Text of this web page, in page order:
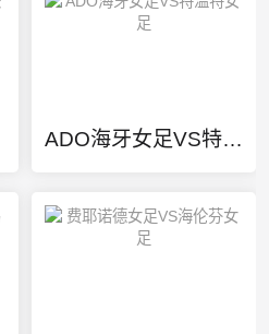
ADO海牙女足VS特温特女足